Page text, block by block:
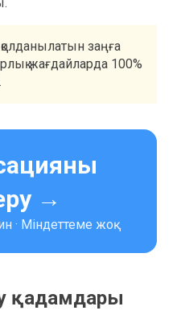
заңға
жағдайларда 100%
→
· Міндеттеме жоқ
қадамдары